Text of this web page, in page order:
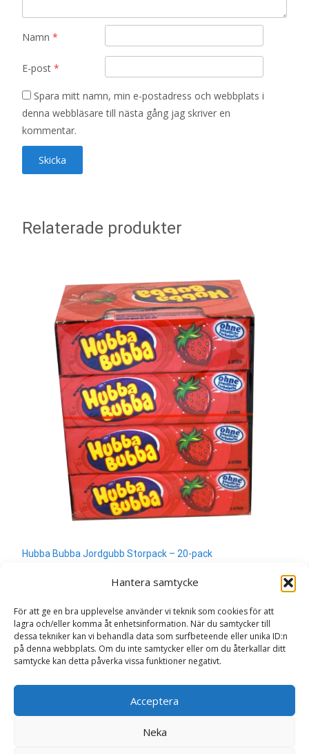
Hantera samtycke
För att ge en bra upplevelse använder vi teknik som cookies för att
lagra och/eller komma åt enhetsinformation. När du samtycker till
dessa tekniker kan vi behandla data som surfbeteende eller unika ID:n
på denna webbplats. Om du inte samtycker eller om du återkallar ditt
samtycke kan detta påverka vissa funktioner negativt.
Acceptera
Neka
Namn *
E-post *
Spara mitt namn, min e-postadress och webbplats i
denna webbläsare till nästa gång jag skriver en
kommentar.
Relaterade produkter
Hubba Bubba Jordgubb Storpack – 20-pack
Search